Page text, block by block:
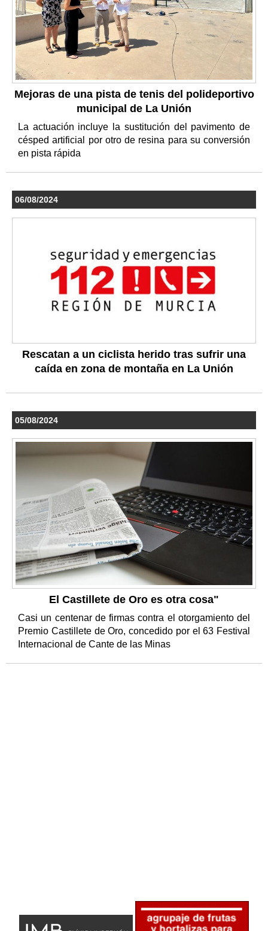
Mejoras de una pista de tenis del polideportivo
municipal de La Unión
La actuación incluye la sustitución del pavimento de
césped artificial por otro de resina para su conversión
en pista rápida
06/08/2024
Rescatan a un ciclista herido tras sufrir una
caída en zona de montaña en La Unión
05/08/2024
El Castillete de Oro es otra cosa"
Casi un centenar de firmas contra el otorgamiento del
Premio Castillete de Oro, concedido por el 63 Festival
Internacional de Cante de las Minas